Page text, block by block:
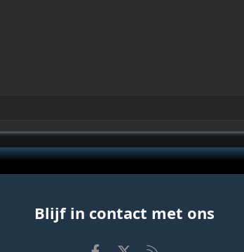
Blijf in contact met ons
Facebook